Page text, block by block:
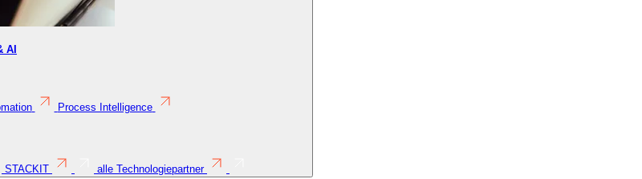
AI
Process Intelligence
STACKIT
alle Technologiepartner